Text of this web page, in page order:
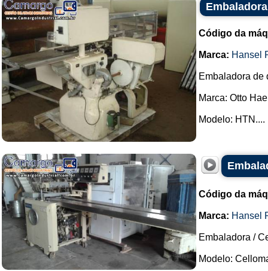
Código da
Marca: Hansel
Embaladora de
Marca: Otto
Modelo: HTN....
Código da
Marca: Hansel
Embaladora /
Modelo: